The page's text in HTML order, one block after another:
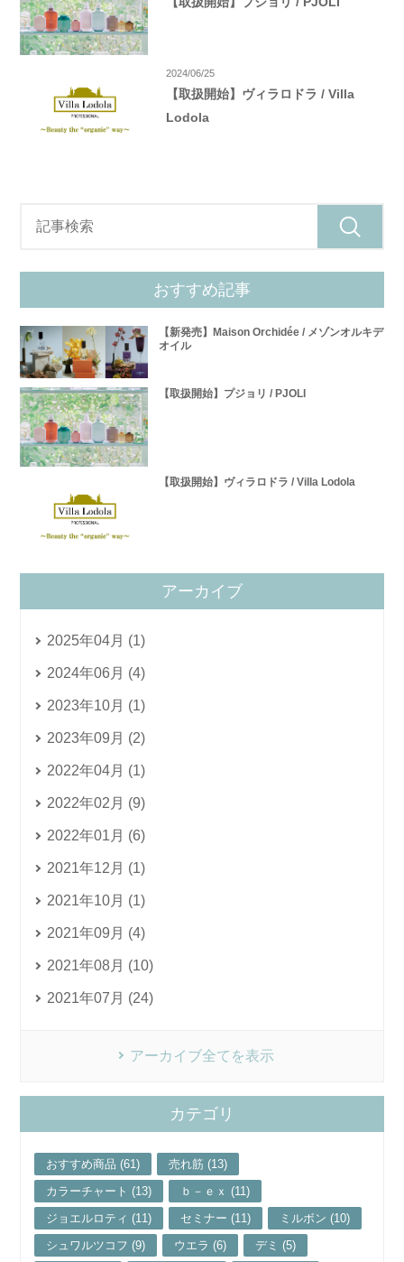
2024/06/25
【取扱開始】ヴィラロドラ / Villa
Lodola
おすすめ記事
【新発売】Maison Orchidée / メゾンオルキデ
オイル
【取扱開始】プジョリ / PJOLI
【取扱開始】ヴィラロドラ / Villa Lodola
アーカイブ
2025年04月 (1)
2024年06月 (4)
2023年10月 (1)
2023年09月 (2)
2022年04月 (1)
2022年02月 (9)
2022年01月 (6)
2021年12月 (1)
2021年10月 (1)
2021年09月 (4)
2021年08月 (10)
2021年07月 (24)
アーカイブ全てを表示
カテゴリ
おすすめ商品 (61)
売れ筋 (13)
カラーチャート (13)
ｂ－ｅｘ (11)
ジョエルロティ (11)
セミナー (11)
ミルボン (10)
シュワルツコフ (9)
ウエラ (6)
デミ (5)